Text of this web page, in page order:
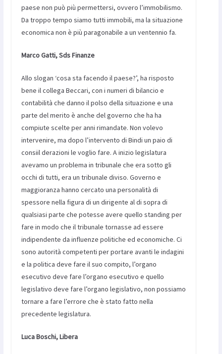
paese non può più permettersi, ovvero l’immobilismo.
Da troppo tempo siamo tutti immobili, ma la situazione
economica non è più paragonabile a un ventennio fa.
Marco Gatti, Sds Finanze
Allo slogan ‘cosa sta facendo il paese?’, ha risposto
bene il collega Beccari, con i numeri di bilancio e
contabilità che danno il polso della situazione e una
parte del merito è anche del governo che ha ha
compiute scelte per anni rimandate. Non volevo
intervenire, ma dopo l’intervento di Bindi un paio di
consiil derazioni le voglio fare. A inizio legislatura
avevamo un problema in tribunale che era sotto gli
occhi di tutti, era un tribunale diviso. Governo e
maggioranza hanno cercato una personalità di
spessore nella figura di un dirigente al di sopra di
qualsiasi parte che potesse avere quello standing per
fare in modo che il tribunale tornasse ad essere
indipendente da influenze politiche ed economiche. Ci
sono autorità competenti per portare avanti le indagini
e la politica deve fare il suo compito, l’organo
esecutivo deve fare l’organo esecutivo e quello
legislativo deve fare l’organo legislativo, non possiamo
tornare a fare l’errore che è stato fatto nella
precedente legislatura.
Luca Boschi, Libera